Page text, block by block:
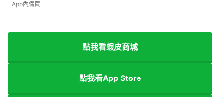
App內購買
點我看蝦皮商城
點我看App Store